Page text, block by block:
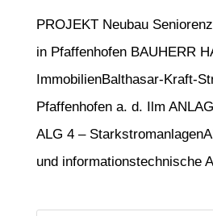
PROJEKT Neubau
in Pfaffenhofen BAUHERR
ImmobilienBalthasar-Kraft-
Pfaffenhofen a. d. Ilm
ALG 4 –
und informationstechnische